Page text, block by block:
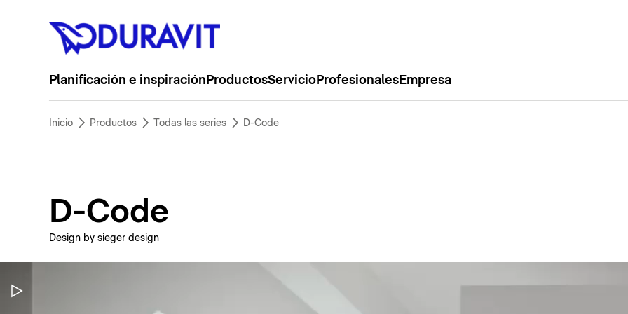
Planificación e inspiración ProductosServicioProfesionalesEmpresa
Inicio Productos Todas las series D-Code
D-Code
Design by sieger design
Pausar vídeo